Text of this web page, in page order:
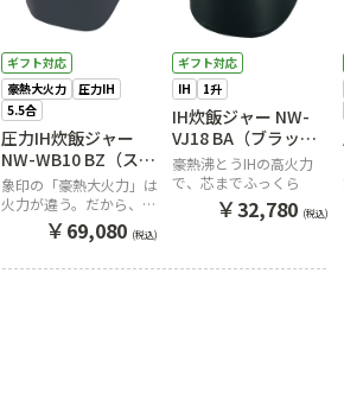
ギフト対応
豪熱大火力
圧力IH
5.5合
圧力IH炊飯ジャー
NW-WB10 BZ（スレ
ートブラック）
象印の「豪熱大火力」は
火力が違う。だから、う
￥69,080 (税込)
ギフト対応
IH
1升
IH炊飯ジャー NW-
VJ18 BA（ブラッ
ク）
豪熱沸とうIHの高火力
で、芯までふっくら
￥32,780 (税込)